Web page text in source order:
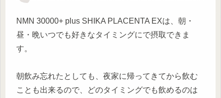
NMN 30000+ plus SHIKA PLACENTA EXは、朝・
昼・晩いつでも好きなタイミングにで摂取できま
す。
朝飲み忘れたとしても、夜家に帰ってきてから飲む
ことも出来るので、どのタイミングでも飲めるのは